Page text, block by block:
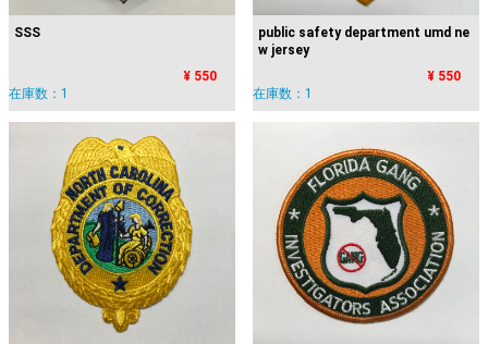
SSS
¥ 550
在庫数：1
public safety department umd ne
w jersey
¥ 550
在庫数：1